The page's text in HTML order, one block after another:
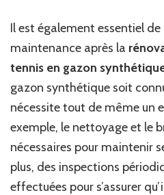
Il est également essentiel
maintenance après la
tennis en gazon
gazon synthétique soit
nécessite tout de même un
exemple, le nettoyage et le
nécessaires pour maintenir
plus, des inspections
effectuées pour s’assurer